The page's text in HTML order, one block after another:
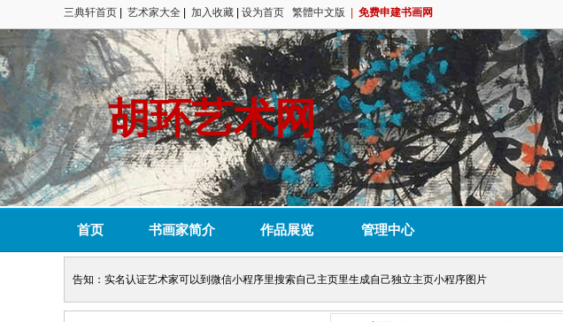
三典轩首页 艺术家大全 加入收藏 设为首页 繁體中文版 免费申建书画网
胡环艺术网
首页 书画家简介 作品展览 管理中心
告知：实名认证艺术家可以到微信小程序里搜索自己主页里生成自己独立主页小程序图片